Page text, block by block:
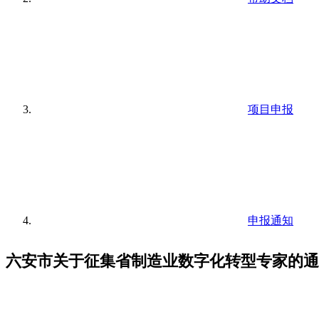
项目申报
申报通知
六安市关于征集省制造业数字化转型专家的